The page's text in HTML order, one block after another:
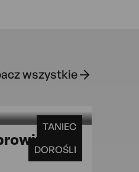
wszystkie
TANIEC
DOROŚLI